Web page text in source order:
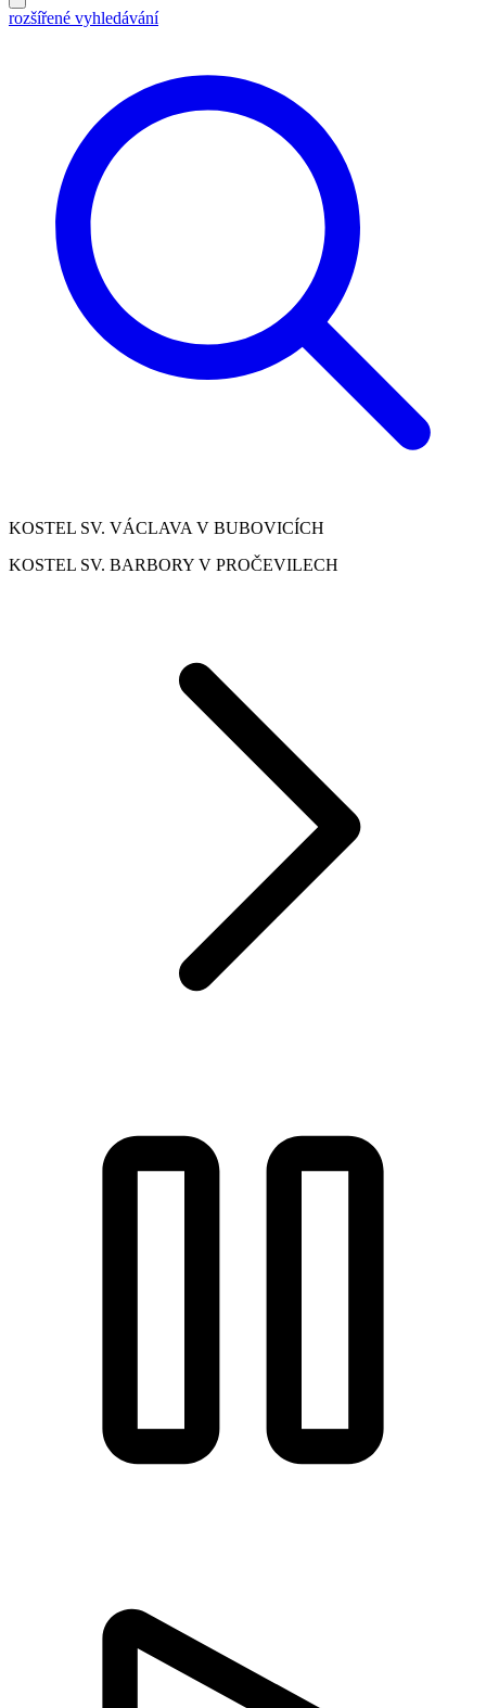
rozšířené vyhledávání
KOSTEL SV. VÁCLAVA V BUBOVICÍCH
KOSTEL SV. BARBORY V PROČEVILECH